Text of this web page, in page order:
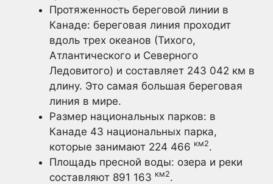
Протяженность береговой линии в
Канаде: береговая линия проходит
вдоль трех океанов (Тихого,
Атлантического и Северного
Ледовитого) и составляет 243 042 км в
длину. Это самая большая береговая
линия в мире.
Размер национальных парков: в
Канаде 43 национальных парка,
которые занимают 224 466 км2.
Площадь пресной воды: озера и реки
составляют 891 163 км2.